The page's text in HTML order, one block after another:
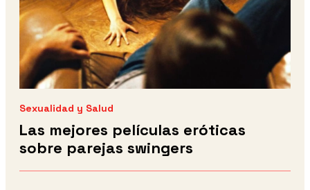
Sexualidad y Salud
Las mejores películas eróticas
sobre parejas swingers